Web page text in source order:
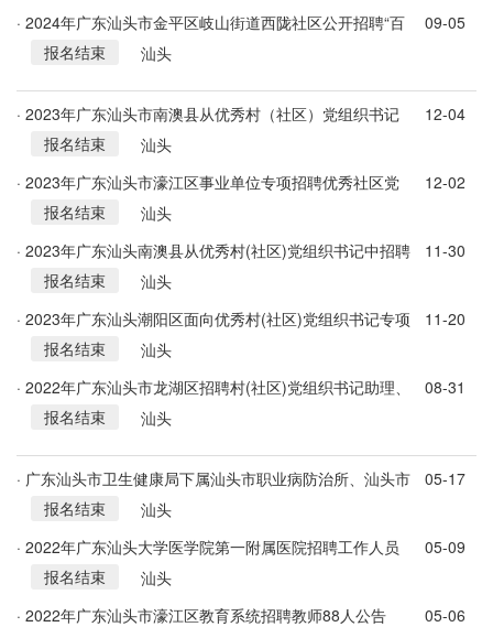
· 2024年广东汕头市金平区岐山街道西陇社区公开招聘“百
千万工程”专项工作人员公告
09-05
报名结束
汕头
· 2023年广东汕头市南澳县从优秀村（社区）党组织书记
中招聘1人公告
12-04
报名结束
汕头
· 2023年广东汕头市濠江区事业单位专项招聘优秀社区党
组织书记公告
12-02
报名结束
汕头
· 2023年广东汕头南澳县从优秀村(社区)党组织书记中招聘
公告
11-30
报名结束
汕头
· 2023年广东汕头潮阳区面向优秀村(社区)党组织书记专项
招聘公告
11-20
报名结束
汕头
· 2022年广东汕头市龙湖区招聘村(社区)党组织书记助理、
村(居)委会主任助理130人公告
08-31
报名结束
汕头
· 广东汕头市卫生健康局下属汕头市职业病防治所、汕头市
中心血站招聘公告
05-17
报名结束
汕头
· 2022年广东汕头大学医学院第一附属医院招聘工作人员
(第二批)公告
05-09
报名结束
汕头
· 2022年广东汕头市濠江区教育系统招聘教师88人公告
05-06